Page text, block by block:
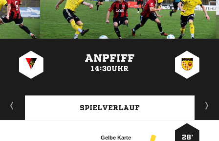
ANPFIFF
14:30UHR
SPIELVERLAUF
28’
Gelbe Karte